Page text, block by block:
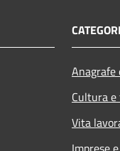
Cultura
Vita